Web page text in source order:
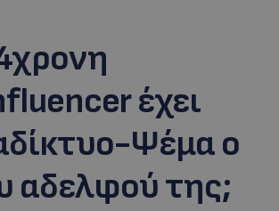
έχει
Ψέμα ο
αδελφού της;